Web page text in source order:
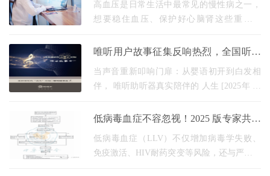
高血压是日常生活中最常见的慢性病之一，
想要稳住血压、保护好心脑肾这些重要器
半年、一年的药之后，心里都会犯嘀咕：这
唯听用户故事征集反响热烈，全国听损
人士分享“自然聆听”的高光时刻
当声音重新叩响门扉：从婴语初开到白发相
伴， 唯听助听器真实陪伴的 人生 [2025年 12
起初，是钟表的滴答声消失在背景里；然
低病毒血症不容忽视！2025 版专家共识
划重点啦
低病毒血症（LLV）不仅增加病毒学失败、
免疫激活、HIV耐药突变等风险，还与严重的